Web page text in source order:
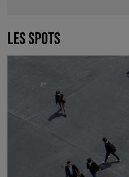
Les spots